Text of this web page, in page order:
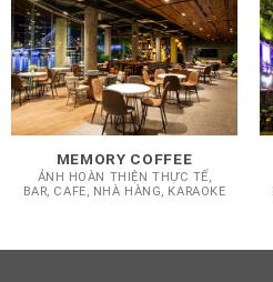
MEMORY COFFEE
ẢNH HOÀN THIỆN THỰC TẾ,
BAR, CAFE, NHÀ HÀNG, KARAOKE